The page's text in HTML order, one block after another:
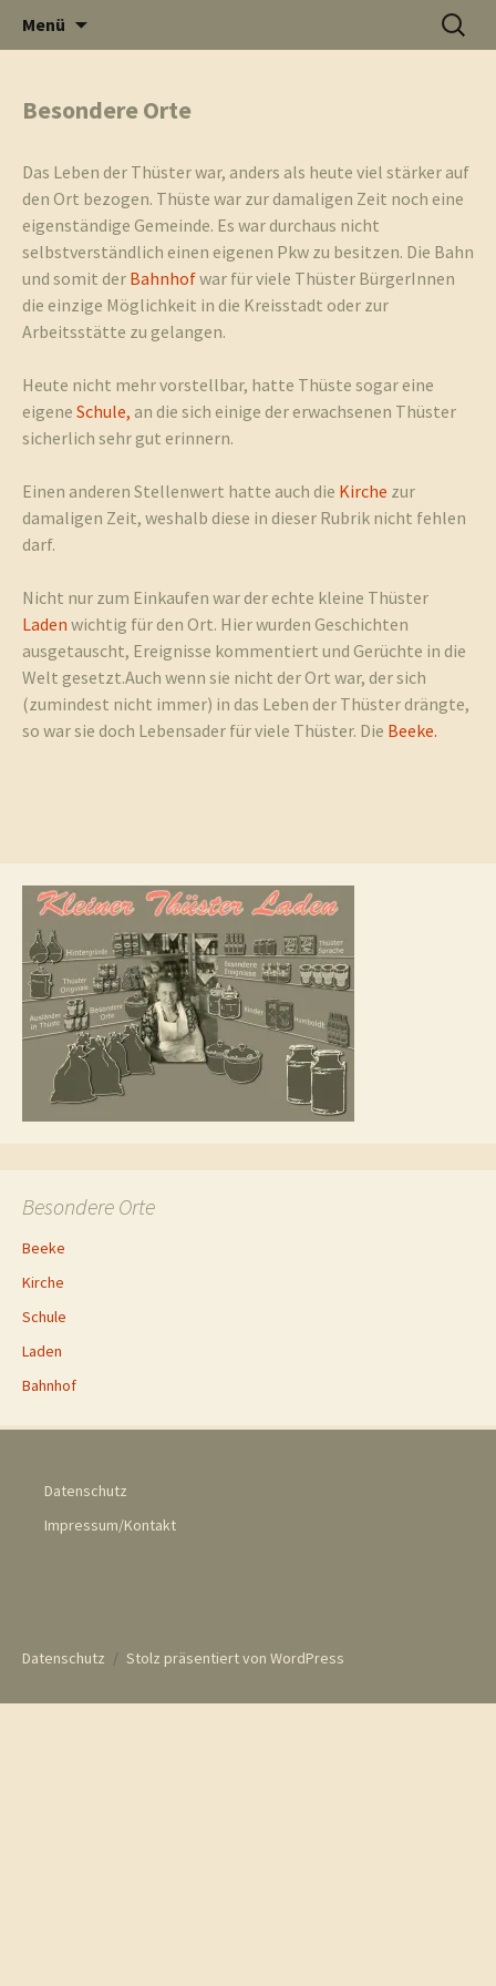
Thüste im
Internet
und
aus
und
Menü
Suchen
nach:
Besondere Orte
Das Leben der Thüster war, anders als heute viel stärker auf
den Ort bezogen. Thüste war zur damaligen Zeit noch eine
eigenständige Gemeinde. Es war durchaus nicht
selbstverständlich einen eigenen Pkw zu besitzen. Die Bahn
und somit der Bahnhofwar für viele Thüster BürgerInnen
die einzige Möglichkeit in die Kreisstadt oder zur
Arbeitsstätte zu gelangen.
Heute nicht mehr vorstellbar, hatte Thüste sogar eine
eigene Schule, an die sich einige der erwachsenen Thüster
sicherlich sehr gut erinnern.
Einen anderen Stellenwert hatte auch die Kirche zur
damaligen Zeit, weshalb diese in dieser Rubrik nicht fehlen
darf.
Nicht nur zum Einkaufen war der echte kleine Thüster
Laden wichtig für den Ort. Hier wurden Geschichten
ausgetauscht, Ereignisse kommentiert und Gerüchte in die
Welt gesetzt.Auch wenn sie nicht der Ort war, der sich
(zumindest nicht immer) in das Leben der Thüster drängte,
so war sie doch Lebensader für viele Thüster. Die Beeke.
Besondere Orte
Beeke
Kirche
Schule
Laden
Bahnhof
Datenschutz
Impressum/Kontakt
Datenschutz Stolz präsentiert von WordPress